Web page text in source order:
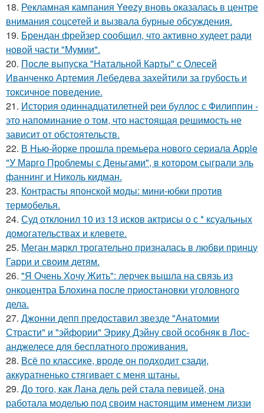
18. Рекламная кампания Yeezy вновь оказалась в центре
внимания соцсетей и вызвала бурные обсуждения.
19. Брендан фрейзер сообщил, что активно худеет ради
новой части "Мумии".
20. После выпуска "Натальной Карты" с Олесей
Иванченко Артемия Лебедева захейтили за грубость и
токсичное поведение.
21. История одиннадцатилетней реи буллос с Филиппин -
это напоминание о том, что настоящая решимость не
зависит от обстоятельств.
22. В Нью-йорке прошла премьера нового сериала Apple
"У Марго Проблемы с Деньгами", в котором сыграли эль
фаннинг и Николь кидман.
23. Контрасты японской моды: мини-юбки против
термобелья.
24. Суд отклонил 10 из 13 исков актрисы о с * ксуальных
домогательствах и клевете.
25. Меган маркл трогательно призналась в любви принцу
Гарри и своим детям.
26. "Я Очень Хочу Жить": лерчек вышла на связь из
онкоцентра Блохина после приостановки уголовного
дела.
27. Джонни депп предоставил звезде "Анатомии
Страсти" и "эйфории" Эрику Дэйну свой особняк в Лос-
анджелесе для бесплатного проживания.
28. Всё по классике, вроде он подходит сзади,
аккуратненько стягивает с меня штаны.
29. До того, как Лана дель рей стала певицей, она
работала моделью под своим настоящим именем лиззи